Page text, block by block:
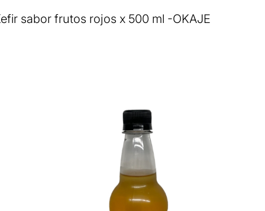
sabor frutos rojos x 500 ml -OKAJE